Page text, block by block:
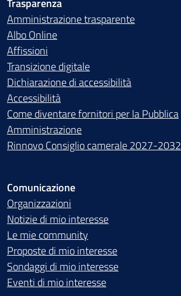
Trasparenza
Amministrazione trasparente
Albo Online
Affissioni
Transizione digitale
Dichiarazione di accessibilità
Accessibilità
Come diventare fornitori per la Pubblica
Amministrazione
Rinnovo Consiglio camerale 2027-2032
Comunicazione
Organizzazioni
Notizie di mio interesse
Le mie community
Proposte di mio interesse
Sondaggi di mio interesse
Eventi di mio interesse